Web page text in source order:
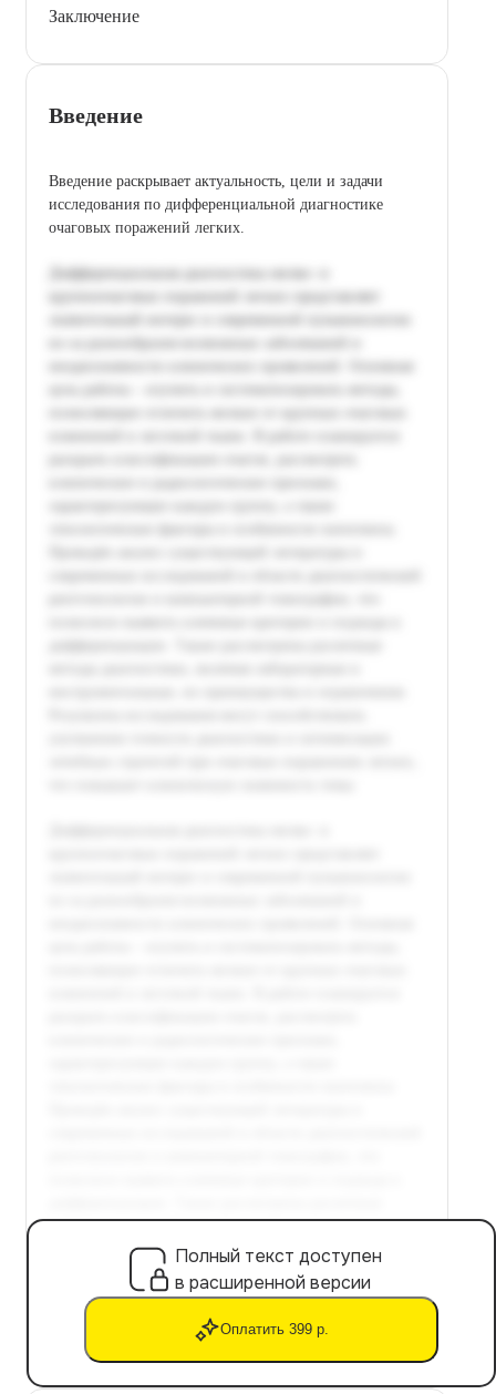
Заключение
Введение
Введение раскрывает актуальность, цели и задачи
исследования по дифференциальной диагностике
очаговых поражений легких.
Полный текст доступен
в расширенной версии
Оплатить 399 р.